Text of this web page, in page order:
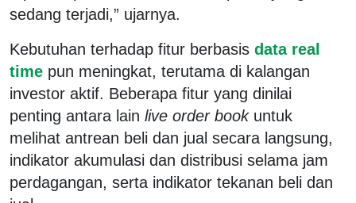
sedang terjadi,” ujarnya.
Kebutuhan terhadap fitur berbasis data real
time pun meningkat, terutama di kalangan
investor aktif. Beberapa fitur yang dinilai
penting antara lain live order bookuntuk
melihat antrean beli dan jual secara langsung,
indikator akumulasi dan distribusi selama jam
perdagangan, serta indikator tekanan beli dan